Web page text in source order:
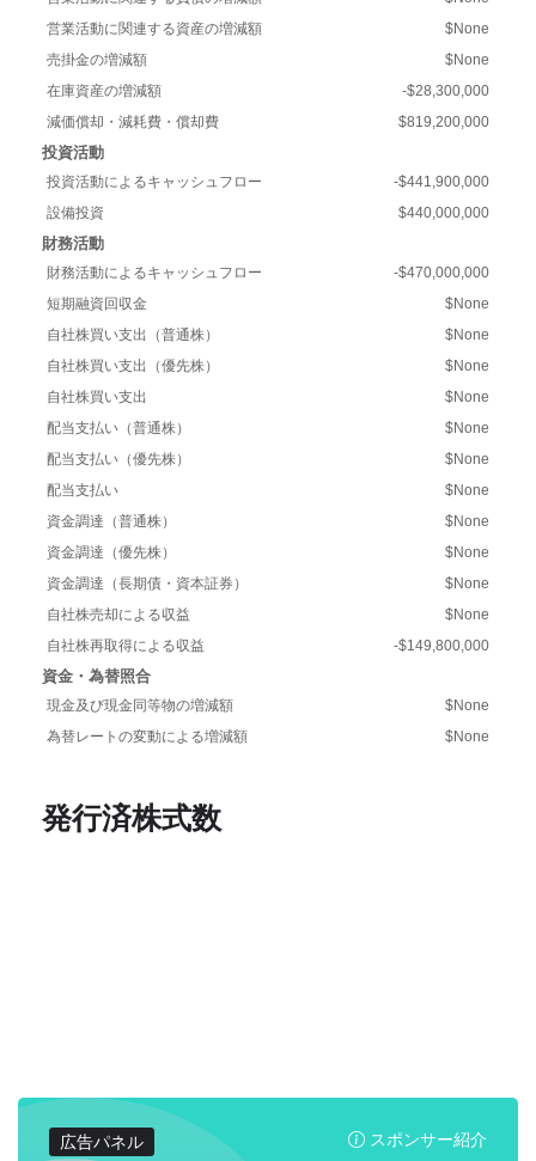
営業活動に関連する資産の増減額
$None
売掛金の増減額
$None
在庫資産の増減額
-$28,300,000
減価償却・減耗費・償却費
$819,200,000
投資活動
投資活動によるキャッシュフロー
-$441,900,000
設備投資
$440,000,000
財務活動
財務活動によるキャッシュフロー
-$470,000,000
短期融資回収金
$None
自社株買い支出（普通株）
$None
自社株買い支出（優先株）
$None
自社株買い支出
$None
配当支払い（普通株）
$None
配当支払い（優先株）
$None
配当支払い
$None
資金調達（普通株）
$None
資金調達（優先株）
$None
資金調達（長期債・資本証券）
$None
自社株売却による収益
$None
自社株再取得による収益
-$149,800,000
資金・為替照合
現金及び現金同等物の増減額
$None
為替レートの変動による増減額
$None
発行済株式数
広告パネル スポンサー紹介